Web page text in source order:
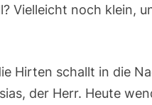
Vielleicht noch klein,
Hirten schallt in die
der Herr. Heute